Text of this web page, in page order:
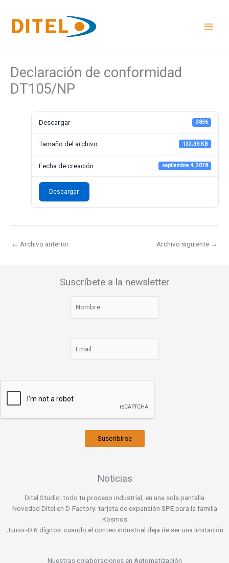
contenido
Declaración de conformidad
DT105/NP
Descargar 3836
Tamaño del archivo 133.38 KB
Fecha de creación septiembre 4, 2018
Descargar
← Archivo anterior Archivo siguiente →
Suscríbete a la newsletter
Suscribirse
Noticias
Ditel Studio: todo tu proceso industrial, en una sola pantalla
Novedad Ditel en D-Factory: tarjeta de expansión SPE para la familia
Kosmos
Junior-D 6 dígitos: cuando el conteo industrial deja de ser una limitación
Nuestras colaboraciones en Automatización